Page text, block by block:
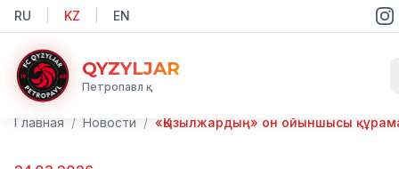
RU KZ EN
QYZYLJAR
Петропавл қ.
Главная / Новости /